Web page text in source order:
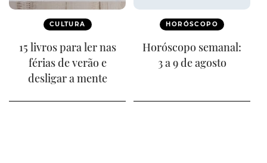
CULTURA
15 livros para ler nas
férias de verão e
desligar a mente
HORÓSCOPO
Horóscopo semanal:
3 a 9 de agosto